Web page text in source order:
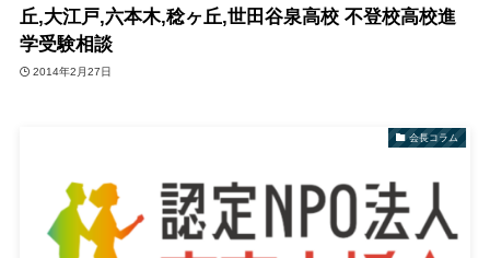
丘,大江戸,六本木,稔ヶ丘,世田谷泉高校 不登校高校進
学受験相談
2014年2月27日
会長コラム